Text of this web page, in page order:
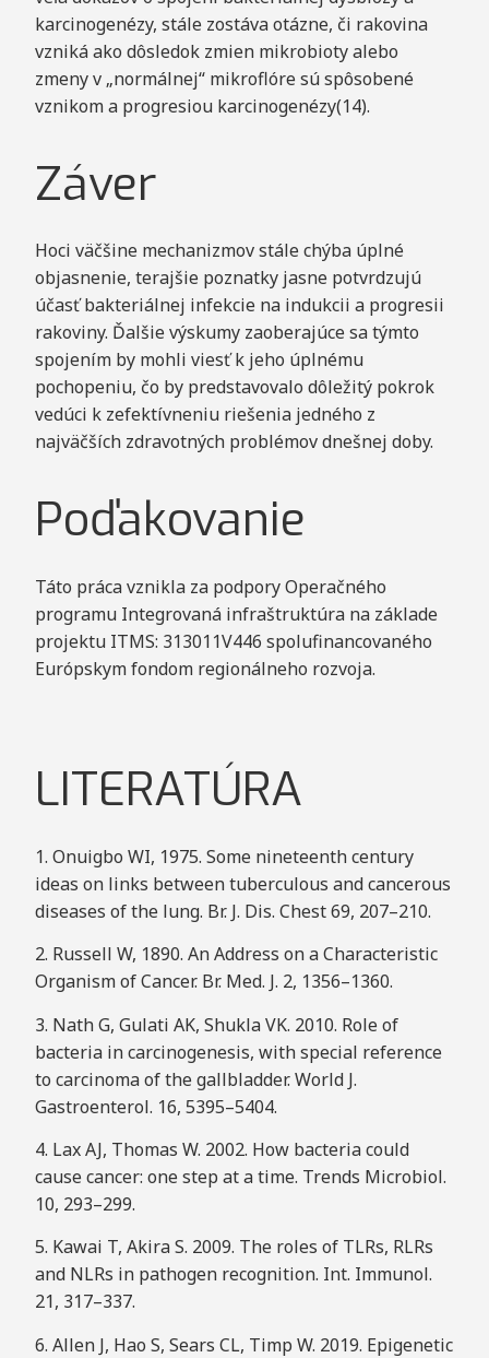
karcinogenézy, stále zostáva otázne, či rakovina
vzniká ako dôsledok zmien mikrobioty alebo
zmeny v „normálnej“ mikroflóre sú spôsobené
vznikom a progresiou karcinogenézy(14).
Záver
Hoci väčšine mechanizmov stále chýba úplné
objasnenie, terajšie poznatky jasne potvrdzujú
účasť bakteriálnej infekcie na indukcii a progresii
rakoviny. Ďalšie výskumy zaoberajúce sa týmto
spojením by mohli viesť k jeho úplnému
pochopeniu, čo by predstavovalo dôležitý pokrok
vedúci k zefektívneniu riešenia jedného z
najväčších zdravotných problémov dnešnej doby.
Poďakovanie
Táto práca vznikla za podpory Operačného
programu Integrovaná infraštruktúra na základe
projektu ITMS: 313011V446 spolufinancovaného
Európskym fondom regionálneho rozvoja.
LITERATÚRA
1. Onuigbo WI, 1975. Some nineteenth century
ideas on links between tuberculous and cancerous
diseases of the lung. Br. J. Dis. Chest 69, 207–210.
2. Russell W, 1890. An Address on a Characteristic
Organism of Cancer. Br. Med. J. 2, 1356–1360.
3. Nath G, Gulati AK, Shukla VK. 2010. Role of
bacteria in carcinogenesis, with special reference
to carcinoma of the gallbladder. World J.
Gastroenterol. 16, 5395–5404.
4. Lax AJ, Thomas W. 2002. How bacteria could
cause cancer: one step at a time. Trends Microbiol.
10, 293–299.
5. Kawai T, Akira S. 2009. The roles of TLRs, RLRs
and NLRs in pathogen recognition. Int. Immunol.
21, 317–337.
6. Allen J, Hao S, Sears CL, Timp W. 2019. Epigenetic